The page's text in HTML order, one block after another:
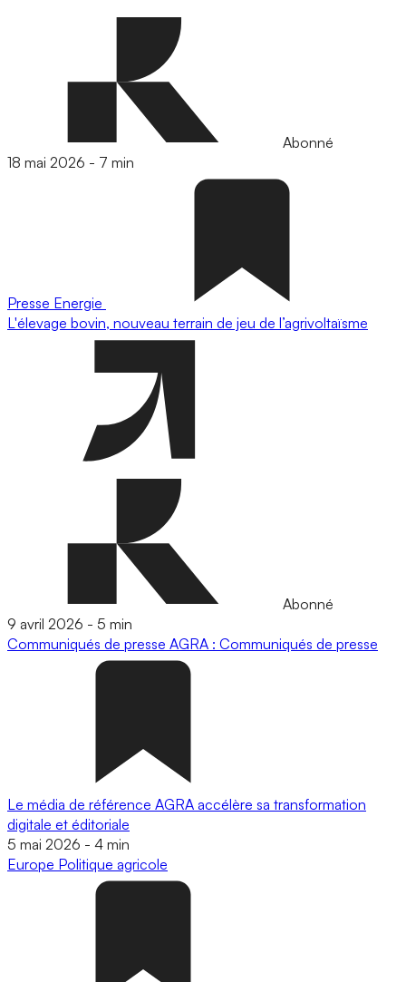
Abonné
18 mai 2026 - 7 min
Presse Energie
L'élevage bovin, nouveau terrain de jeu de l’agrivoltaïsme
Abonné
9 avril 2026 - 5 min
Communiqués de presse AGRA : Communiqués de presse
Le média de référence AGRA accélère sa transformation
digitale et éditoriale
5 mai 2026 - 4 min
Europe Politique agricole